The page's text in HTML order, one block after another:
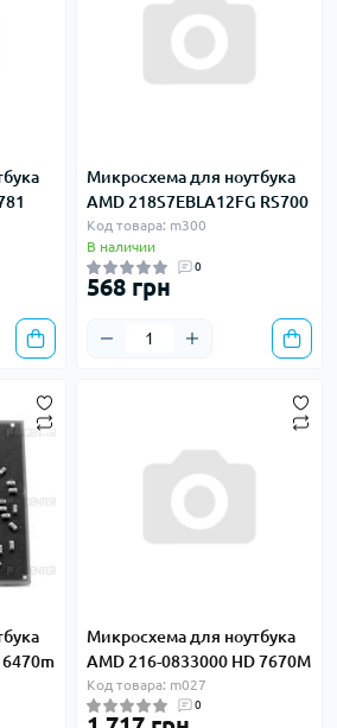
Микросхема для ноутбука
AMD 218S7EBLA12FG RS700
Код товара: m300
В наличии
0
568 грн
Микросхема для ноутбука
AMD 216-0833000 HD 7670M
Код товара: m027
0